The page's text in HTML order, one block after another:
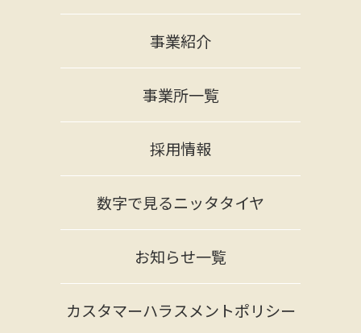
事業紹介
事業所一覧
採用情報
数字で見るニッタタイヤ
お知らせ一覧
カスタマーハラスメントポリシー